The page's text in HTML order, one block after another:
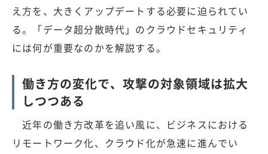
え方を、大きくアップデートする必要に迫られてい
る。「データ超分散時代」のクラウドセキュリティ
には何が重要なのかを解説する。
働き方の変化で、攻撃の対象領域は拡大
しつつある
近年の働き方改革を追い風に、ビジネスにおける
リモートワーク化、クラウド化が急速に進んでい